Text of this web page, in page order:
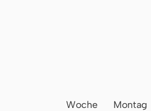
Woche Montag